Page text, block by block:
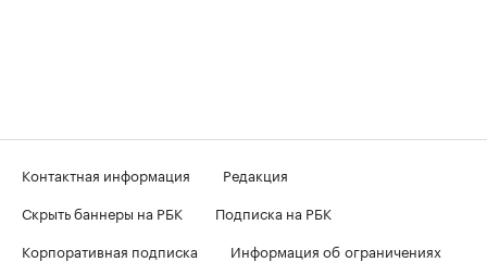
Контактная информация
Редакция
Скрыть баннеры на РБК
Подписка на РБК
Корпоративная подписка
Информация об ограничениях